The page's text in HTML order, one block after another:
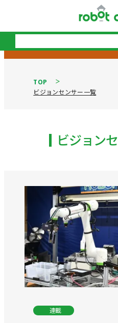
TOP
ビジョンセンサー一覧
ビジョン
連載